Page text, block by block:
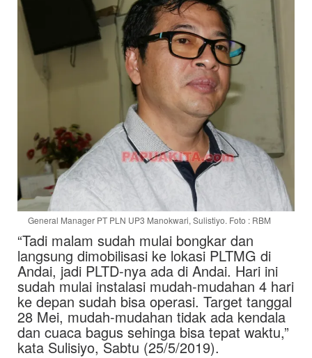
General Manager PT PLN UP3 Manokwari, Sulistiyo. Foto : RBM
“Tadi malam sudah mulai bongkar dan
langsung dimobilisasi ke lokasi PLTMG di
Andai, jadi PLTD-nya ada di Andai. Hari ini
sudah mulai instalasi mudah-mudahan 4 hari
ke depan sudah bisa operasi. Target tanggal
28 Mei, mudah-mudahan tidak ada kendala
dan cuaca bagus sehinga bisa tepat waktu,”
kata Sulisiyo, Sabtu (25/5/2019).